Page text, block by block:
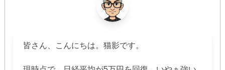
皆さん、こんにちは。猫影です。